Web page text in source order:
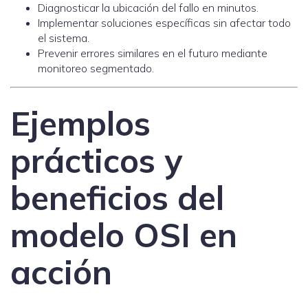
Diagnosticar la ubicación del fallo en minutos.
Implementar soluciones específicas sin afectar todo
el sistema.
Prevenir errores similares en el futuro mediante
monitoreo segmentado.
Ejemplos
prácticos y
beneficios del
modelo OSI en
acción